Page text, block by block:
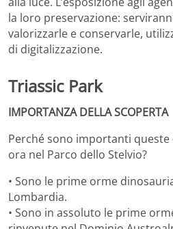
la loro preservazione:
valorizzarle e conservarle,
di digitalizzazione.
Triassic Park
IMPORTANZA DELLA SCOPERTA
Perché sono importanti
ora nel Parco dello Stelvio?
• Sono le prime orme
Lombardia.
• Sono in assoluto le prime